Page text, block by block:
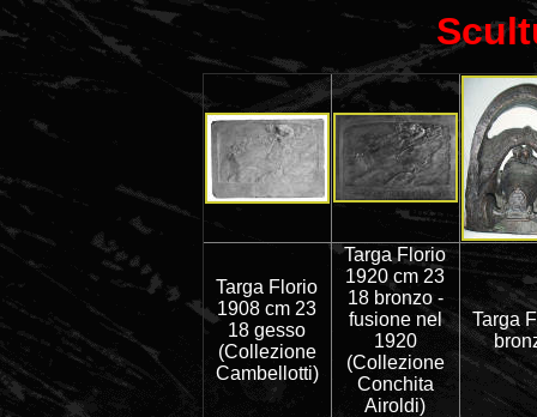
Targa Florio
1908 cm 23
18 gesso
(Collezione
Cambellotti)
Targa Florio
1920 cm 23
18 bronzo -
fusione nel
1920
(Collezione
Conchita
Airoldi)
Targa